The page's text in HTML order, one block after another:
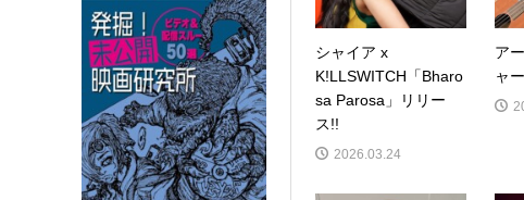
シャイア x
K!LLSWITCH「Bharo
sa Parosa」リリー
ス!!
2026.03.24
ア
ャ